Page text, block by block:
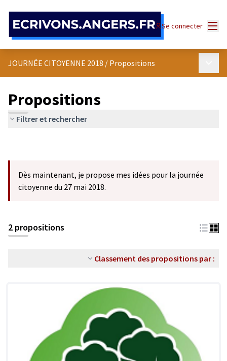
Se connecter
JOURNÉE CITOYENNE 2018 / Propositions
Propositions
Filtrer et rechercher
Dès maintenant, je propose mes idées pour la journée
citoyenne du 27 mai 2018.
2 propositions
Classement des propositions par :